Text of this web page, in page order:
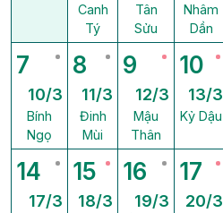
Canh
Tý
Tân
Sửu
Nhâm
Dần
7
10/3
Bính
Ngọ
8
11/3
Đinh
Mùi
9
12/3
Mậu
Thân
10
13/3
Kỷ Dậu
14
17/3
15
18/3
16
19/3
17
20/3